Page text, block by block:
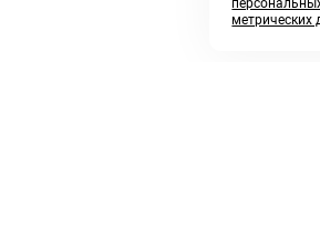
метрических